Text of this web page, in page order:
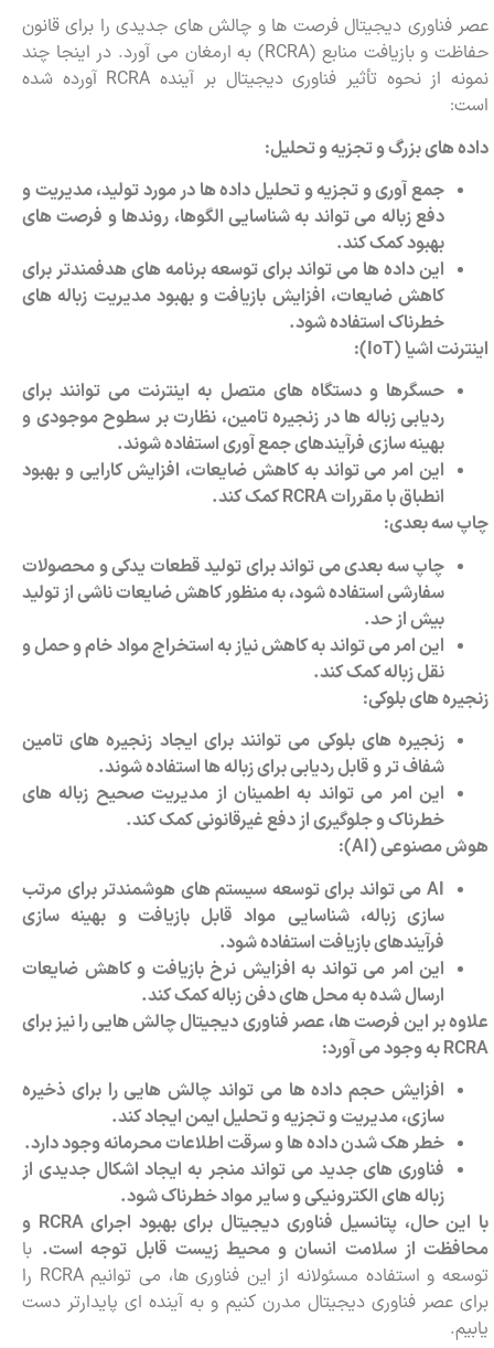
عصر فناوری دیجیتال فرصت ها و چالش های جدیدی را برای قانون
حفاظت و بازیافت منابع (RCRA) به ارمغان می آورد. در اینجا چند
نمونه از نحوه تأثیر فناوری دیجیتال بر آینده RCRA آورده شده
است:
داده های بزرگ و تجزیه و تحلیل:
جمع آوری و تجزیه و تحلیل داده ها در مورد تولید، مدیریت و
دفع زباله می تواند به شناسایی الگوها، روندها و فرصت های
بهبود کمک کند.
این داده ها می تواند برای توسعه برنامه های هدفمندتر برای
کاهش ضایعات، افزایش بازیافت و بهبود مدیریت زباله های
خطرناک استفاده شود.
اینترنت اشیا (IoT
):
حسگرها و دستگاه های متصل به اینترنت می توانند برای
ردیابی زباله ها در زنجیره تامین، نظارت بر سطوح موجودی و
بهینه سازی فرآیندهای جمع آوری استفاده شوند.
این امر می تواند به کاهش ضایعات، افزایش کارایی و بهبود
انطباق با مقرراتRCRAکمک کند.
چاپ سه بعدی:
چاپ سه بعدی می تواند برای تولید قطعات یدکی و محصولات
سفارشی استفاده شود، به منظور کاهش ضایعات ناشی از تولید
بیش از حد.
این امر می تواند به کاهش نیاز به استخراج مواد خام و حمل و
نقل زباله کمک کند.
زنجیره های بلوکی:
زنجیره های بلوکی می توانند برای ایجاد زنجیره های تامین
شفاف تر و قابل ردیابی برای زباله ها استفاده شوند.
این امر می تواند به اطمینان از مدیریت صحیح زباله های
خطرناک و جلوگیری از دفع غیرقانونی کمک کند.
هوش مصنوعی (AI
):
AI می تواند برای توسعه سیستم های هوشمندتر برای مرتب
سازی زباله، شناسایی مواد قابل بازیافت و بهینه سازی
فرآیندهای بازیافت استفاده شود.
این امر می تواند به افزایش نرخ بازیافت و کاهش ضایعات
ارسال شده به محل های دفن زباله کمک کند.
علاوه بر این فرصت ها، عصر فناوری دیجیتال چالش هایی را نیز برای
RCRAبه وجود می آورد:
افزایش حجم داده ها می تواند چالش هایی را برای ذخیره
سازی، مدیریت و تجزیه و تحلیل ایمن ایجاد کند.
خطر هک شدن داده ها و سرقت اطلاعات محرمانه وجود دارد.
فناوری های جدید می تواند منجر به ایجاد اشکال جدیدی از
زباله های الکترونیکی و سایر مواد خطرناک شود.
با این حال، پتانسیل فناوری دیجیتال برای بهبود اجرایRCRA و
محافظت از سلامت انسان و محیط زیست قابل توجه است. با
توسعه و استفاده مسئولانه از این فناوری ها، می توانیم RCRA را
برای عصر فناوری دیجیتال مدرن کنیم و به آینده ای پایدارتر دست
یابیم.